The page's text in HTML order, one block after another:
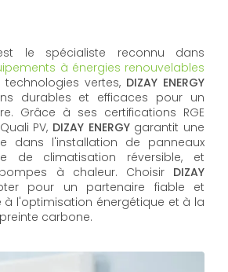
le spécialiste reconnu dans
à énergies renouvelables
technologies vertes, DIZAY ENERGY
durables et efficaces pour un
Grâce à ses certifications RGE
PV, DIZAY ENERGYgarantit une
dans l'installation de panneaux
de climatisation réversible, et
à chaleur. ChoisirDIZAY
pour un partenaire fiable et
à l'optimisation énergétique et à la
carbone.